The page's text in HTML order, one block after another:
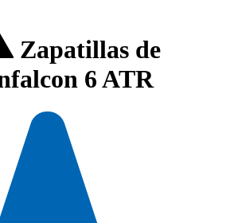
Zapatillas de
6 ATR